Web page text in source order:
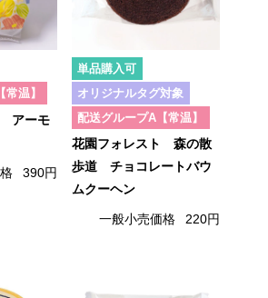
温】
アーモ
390円
単品購入可
オリジナルタグ対象
配送グループA【常温】
花園フォレスト 森の散
歩道 チョコレートバウ
ムクーヘン
一般小売価格 220円